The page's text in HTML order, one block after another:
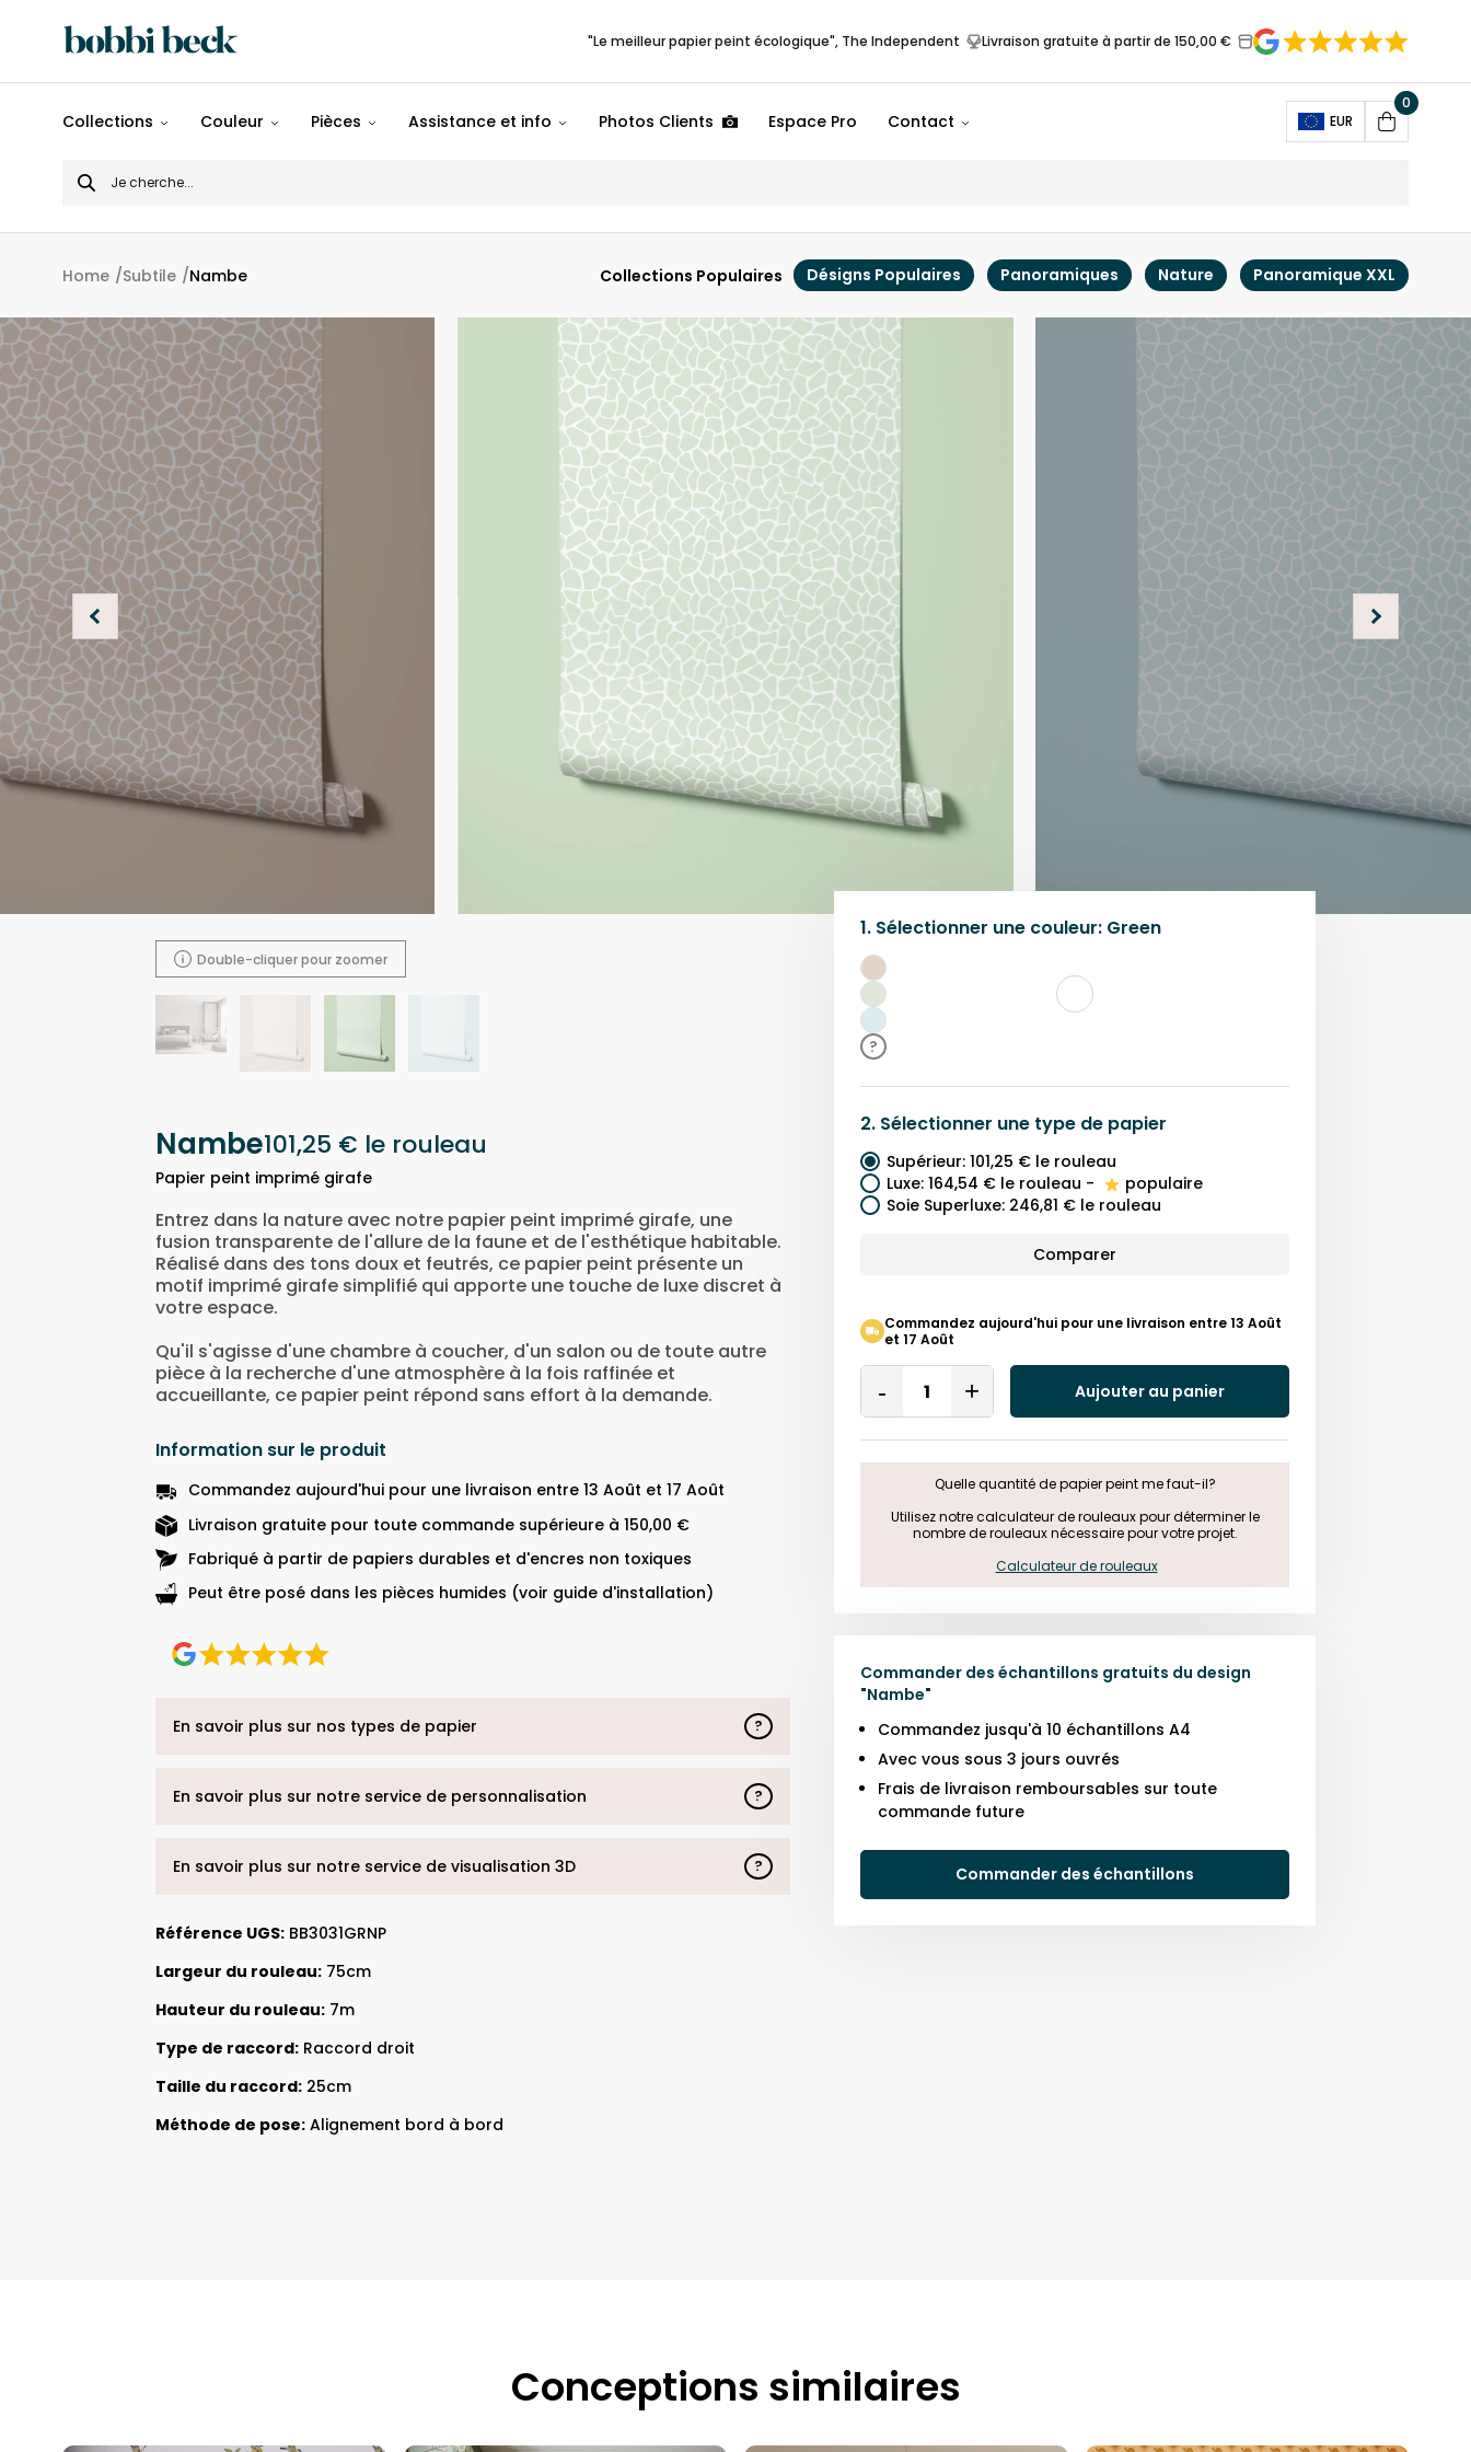
"Le meilleur papier peint écologique", The Independent Livraison gratuite à partir de 150,00 €
Populaires
Panoramiques
Collections Couleur Pièces Assistance et info Photos Clients Espace Pro Contact EUR
Open
Cart
0
Search
for
Home Subtile Nambe Collections Populaires Désigns Populaires Panoramiques Nature Panoramique XXL
Double-cliquer pour zoomer
Nambe101,25 € le rouleau
Papier peint imprimé girafe
1. Sélectionner une couleur: Green
Beige
Vert
Bleu
?
2. Sélectionner une type de papier
Supérieur: 101,25 € le rouleau
Luxe: 164,54 € le rouleau -
populaire
Soie Superluxe: 246,81 € le rouleau
Comparer
Commandez aujourd'hui pour une livraison entre 13 Août
et 17 Août
Quantity
Remove
One
Add
One
Aujouter au panier
Quelle quantité de papier peint me faut-il?
Utilisez notre calculateur de rouleaux pour déterminer le
nombre de rouleaux nécessaire pour votre projet.
Calculateur de rouleaux
Commander des échantillons gratuits du design
"Nambe"
Commandez jusqu'à 10 échantillons A4
Avec vous sous 3 jours ouvrés
Frais de livraison remboursables sur toute
commande future
Commander des échantillons
Entrez dans la nature avec notre papier peint imprimé girafe, une
fusion transparente de l'allure de la faune et de l'esthétique habitable.
Réalisé dans des tons doux et feutrés, ce papier peint présente un
motif imprimé girafe simplifié qui apporte une touche de luxe discret à
votre espace.
Qu'il s'agisse d'une chambre à coucher, d'un salon ou de toute autre
pièce à la recherche d'une atmosphère à la fois raffinée et
accueillante, ce papier peint répond sans effort à la demande.
Information sur le produit
Commandez aujourd'hui pour une livraison entre 13 Août et 17 Août
Livraison gratuite pour toute commande supérieure à 150,00 €
Fabriqué à partir de papiers durables et d'encres non toxiques
Peut être posé dans les pièces humides (voir guide d'installation)
En savoir plus sur nos types de papier ?
En savoir plus sur notre service de personnalisation ?
En savoir plus sur notre service de visualisation 3D ?
Référence UGS: BB3031GRNP
Largeur du rouleau: 75cm
Hauteur du rouleau: 7m
Type de raccord: Raccord droit
Taille du raccord: 25cm
Méthode de pose: Alignement bord à bord
Conceptions similaires